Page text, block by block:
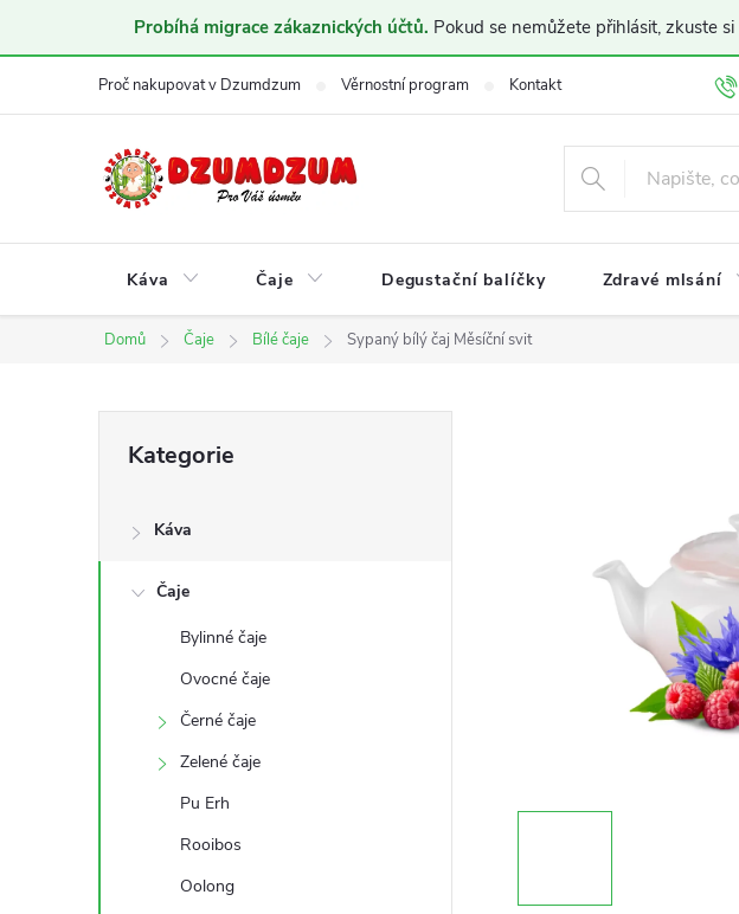
Probíhá migrace zákaznických účtů. Pokud se nemůžete přihlásit, zkuste
Proč nakupovat v Dzumdzum Věrnostní program Kontakt Doprava a platba
Káva Čaje Degustační balíčky Zdravé mlsání
Domů Čaje Bílé čaje Sypaný bílý čaj Měsíční svit
s
kategorie
Kategorie
Káva
Čaje
Bylinné čaje
Ovocné čaje
Černé čaje
Zelené čaje
Pu Erh
Rooibos
Oolong